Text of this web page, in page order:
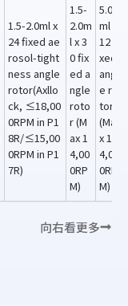
1.5-2.0ml x
24 fixed ae
rosol-tight
ness angle
rotor(Axllo
ck, ≤18,00
0RPM in P1
8R/≤15,00
0RPM in P1
7R)
1.5-
2.0m
l x 3
0 fix
ed a
ngle
roto
r (M
ax 1
4,00
0RP
M)
5.0
ml x
12 fi
xed
angl
e ro
tor
(Ma
x 1
4,00
0RP
M)
向右看更多